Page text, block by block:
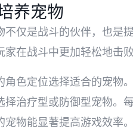
养宠物
不仅是战斗的伙伴，也是
在战斗中更加轻松地击
角色定位选择适合的宠物
治疗型或防御型宠物。
物能显著提高游戏效率。